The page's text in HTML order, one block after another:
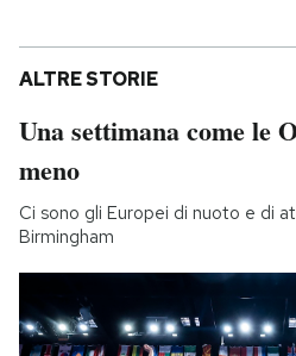
ALTRE STORIE
Una settimana come le
meno
Ci sono gli Europei di nuoto e di
Birmingham